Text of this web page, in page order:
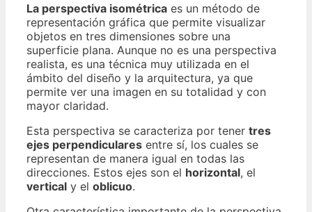
La perspectiva isométrica es un método de
representación gráfica que permite visualizar
objetos en tres dimensiones sobre una
superficie plana. Aunque no es una perspectiva
realista, es una técnica muy utilizada en el
ámbito del diseño y la arquitectura, ya que
permite ver una imagen en su totalidad y con
mayor claridad.
Esta perspectiva se caracteriza por tener tres
ejes perpendiculares entre sí, los cuales se
representan de manera igual en todas las
direcciones. Estos ejes son el horizontal, el
vertical y el oblicuo.